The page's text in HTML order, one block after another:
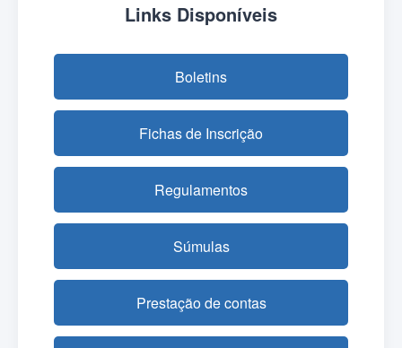
Links Disponíveis
Boletins
Fichas de Inscrição
Regulamentos
Súmulas
Prestação de contas